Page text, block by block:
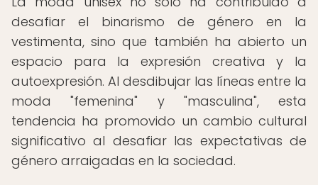
desafiar el binarismo de género en la
vestimenta, sino que también ha abierto un
espacio para la expresión creativa y la
autoexpresión. Al desdibujar las líneas entre la
moda "femenina" y "masculina", esta
tendencia ha promovido un cambio cultural
significativo al desafiar las expectativas de
género arraigadas en la sociedad.